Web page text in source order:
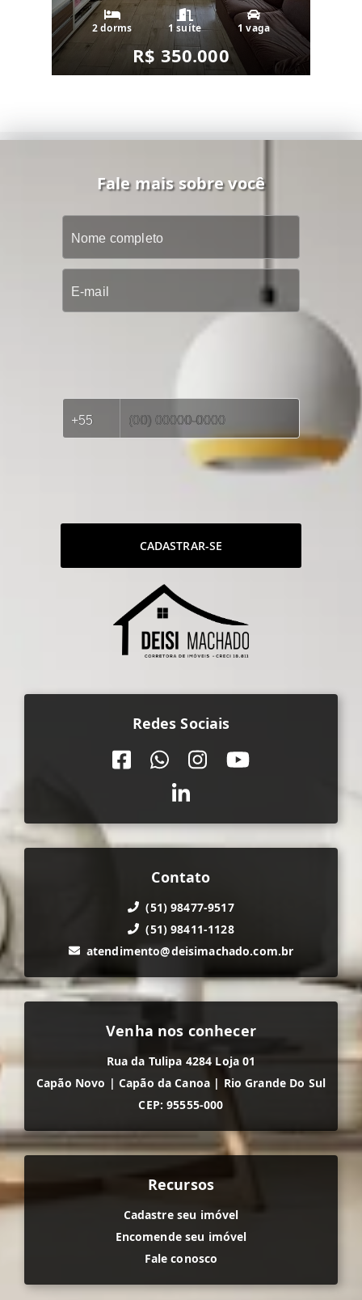
2 dorms 1 suíte 1 vaga
R$ 350.000
Fale mais sobre você
CADASTRAR-SE
Redes Sociais
Contato
(51) 98477-9517
(51) 98411-1128
atendimento@deisimachado.com.br
Venha nos conhecer
Rua da Tulipa 4284 Loja 01
Capão Novo | Capão da Canoa | Rio Grande Do Sul
CEP: 95555-000
Recursos
Cadastre seu imóvel
Encomende seu imóvel
Fale conosco